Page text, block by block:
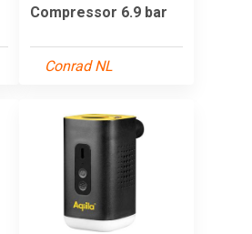
Compressor 6.9 bar
Conrad NL